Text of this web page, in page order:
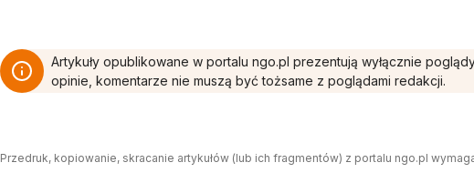
Artykuły opublikowane w portalu ngo.pl prezentują wyłącznie
opinie, komentarze nie muszą być tożsame z poglądami redakcji.
Przedruk, kopiowanie, skracanie artykułów (lub ich fragmentów) z portalu ngo.pl